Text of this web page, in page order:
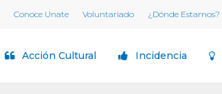
Conoce Unate Voluntariado ¿Dónde Estamos?
Acción Cultural Incidencia